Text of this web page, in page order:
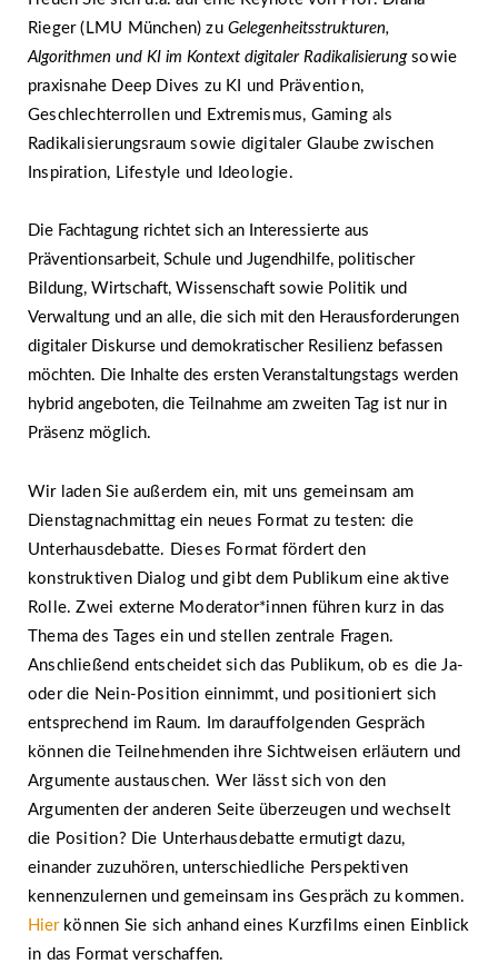
Rieger (LMU München) zuGelegenheitsstrukturen,
Algorithmen und KI im Kontext digitaler Radikalisierungsowie
praxisnahe Deep Dives zu KI und Prävention,
Geschlechterrollen und Extremismus, Gaming als
Radikalisierungsraum sowie digitaler Glaube zwischen
Inspiration, Lifestyle und Ideologie.
Die Fachtagung richtet sich an Interessierte aus
Präventionsarbeit, Schule und Jugendhilfe, politischer
Bildung, Wirtschaft, Wissenschaft sowie Politik und
Verwaltung und an alle, die sich mit den Herausforderungen
digitaler Diskurse und demokratischer Resilienz befassen
möchten. Die Inhalte des ersten Veranstaltungstags werden
hybrid angeboten, die Teilnahme am zweiten Tag ist nur in
Präsenz möglich.
Wir laden Sie außerdem ein, mit uns gemeinsam am
Dienstagnachmittag ein neues Format zu testen: die
Unterhausdebatte. Dieses Format fördert den
konstruktiven Dialog und gibt dem Publikum eine aktive
Rolle. Zwei externe Moderator*innen führen kurz in das
Thema des Tages ein und stellen zentrale Fragen.
Anschließend entscheidet sich das Publikum, ob es die Ja-
oder die Nein-Position einnimmt, und positioniert sich
entsprechend im Raum. Im darauffolgenden Gespräch
können die Teilnehmenden ihre Sichtweisen erläutern und
Argumente austauschen. Wer lässt sich von den
Argumenten der anderen Seite überzeugen und wechselt
die Position? Die Unterhausdebatte ermutigt dazu,
einander zuzuhören, unterschiedliche Perspektiven
kennenzulernen und gemeinsam ins Gespräch zu kommen.
Hierkönnen Sie sich anhand eines Kurzfilms einen Einblick
in das Format verschaffen.